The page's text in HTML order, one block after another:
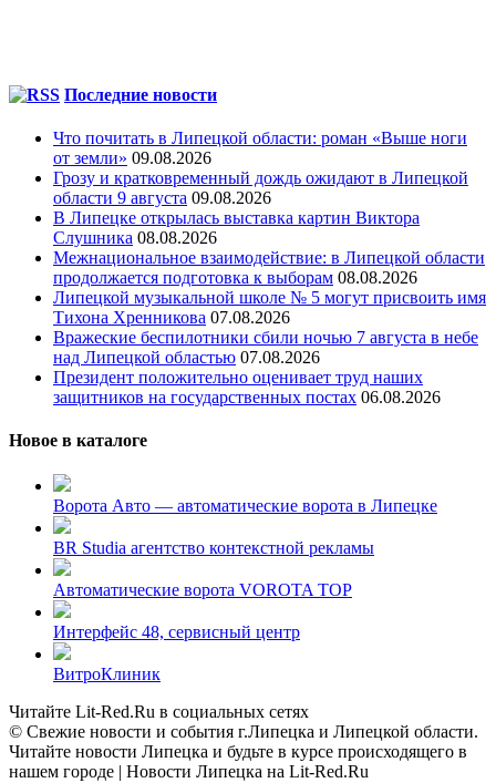
Последние новости
Что почитать в Липецкой области: роман «Выше ноги
от земли» 09.08.2026
Грозу и кратковременный дождь ожидают в Липецкой
области 9 августа 09.08.2026
В Липецке открылась выставка картин Виктора
Слушника 08.08.2026
Межнациональное взаимодействие: в Липецкой области
продолжается подготовка к выборам 08.08.2026
Липецкой музыкальной школе № 5 могут присвоить имя
Тихона Хренникова 07.08.2026
Вражеские беспилотники сбили ночью 7 августа в небе
над Липецкой областью 07.08.2026
Президент положительно оценивает труд наших
защитников на государственных постах 06.08.2026
Новое в каталоге
Ворота Авто — автоматические ворота в Липецке
BR Studia агентство контекстной рекламы
Автоматические ворота VOROTA TOP
Интерфейс 48, сервисный центр
ВитроКлиник
Читайте Lit-Red.Ru в социальных сетях
© Свежие новости и события г.Липецка и Липецкой области.
Читайте новости Липецка и будьте в курсе происходящего в
нашем городе | Новости Липецка на Lit-Red.Ru